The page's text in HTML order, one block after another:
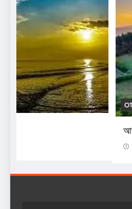
OTHERS